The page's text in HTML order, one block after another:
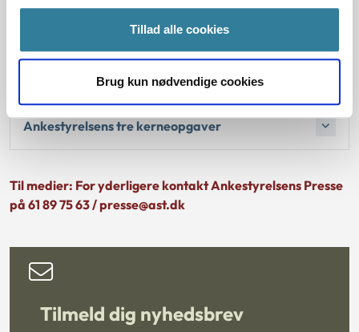
Tillad alle cookies
Brug kun nødvendige cookies
Tilsynssager på socialområdet
Kommunalfuldmagten, hvad må kommunerne?
Ankestyrelsens tre kerneopgaver
Til medier: For yderligere kontakt Ankestyrelsens Presse
på 61 89 75 63 / presse@ast.dk
Tilmeld dig nyhedsbrev